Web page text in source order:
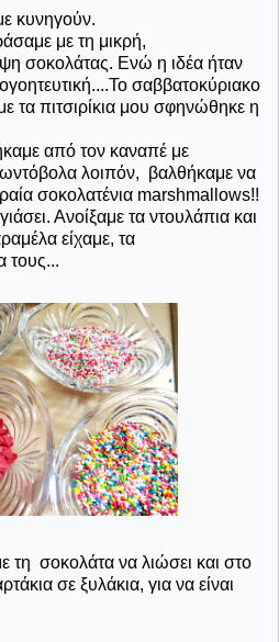
κυνηγούν.
με τη μικρή,
σοκολάτας. Ενώ η ιδέα ήταν
σαββατοκύριακο
τα πιτσιρίκια μου σφηνώθηκε η
από τον καναπέ με
λοιπόν, βαλθήκαμε να
σοκολατένια marshmallows!!
Ανοίξαμε τα ντουλάπια και
είχαμε, τα
τους...
τη σοκολάτα να λιώσει και στο
σε ξυλάκια, για να είναι